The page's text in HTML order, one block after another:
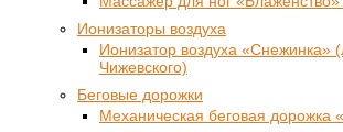
Ионизаторы воздуха
Ионизатор воздуха «Снежинка»
Чижевского)
Беговые дорожки
Механическая беговая дорожка